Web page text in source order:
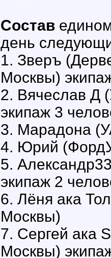
Состав
день
1. Зверъ
Москвы)
2. Вячеслав Д
экипаж 3
3. Марадона
4. Юрий
5.
экипаж 2
6. Лёня ака
Москвы)
7. Сергей ака
Москвы)